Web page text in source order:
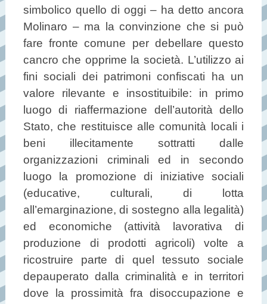
simbolico quello di oggi – ha detto ancora
Molinaro – ma la convinzione che si può
fare fronte comune per debellare questo
cancro che opprime la società. L’utilizzo ai
fini sociali dei patrimoni confiscati ha un
valore rilevante e insostituibile: in primo
luogo di riaffermazione dell’autorità dello
Stato, che restituisce alle comunità locali i
beni illecitamente sottratti dalle
organizzazioni criminali ed in secondo
luogo la promozione di iniziative sociali
(educative, culturali, di lotta
all’emarginazione, di sostegno alla legalità)
ed economiche (attività lavorativa di
produzione di prodotti agricoli) volte a
ricostruire parte di quel tessuto sociale
depauperato dalla criminalità e in territori
dove la prossimità fra disoccupazione e